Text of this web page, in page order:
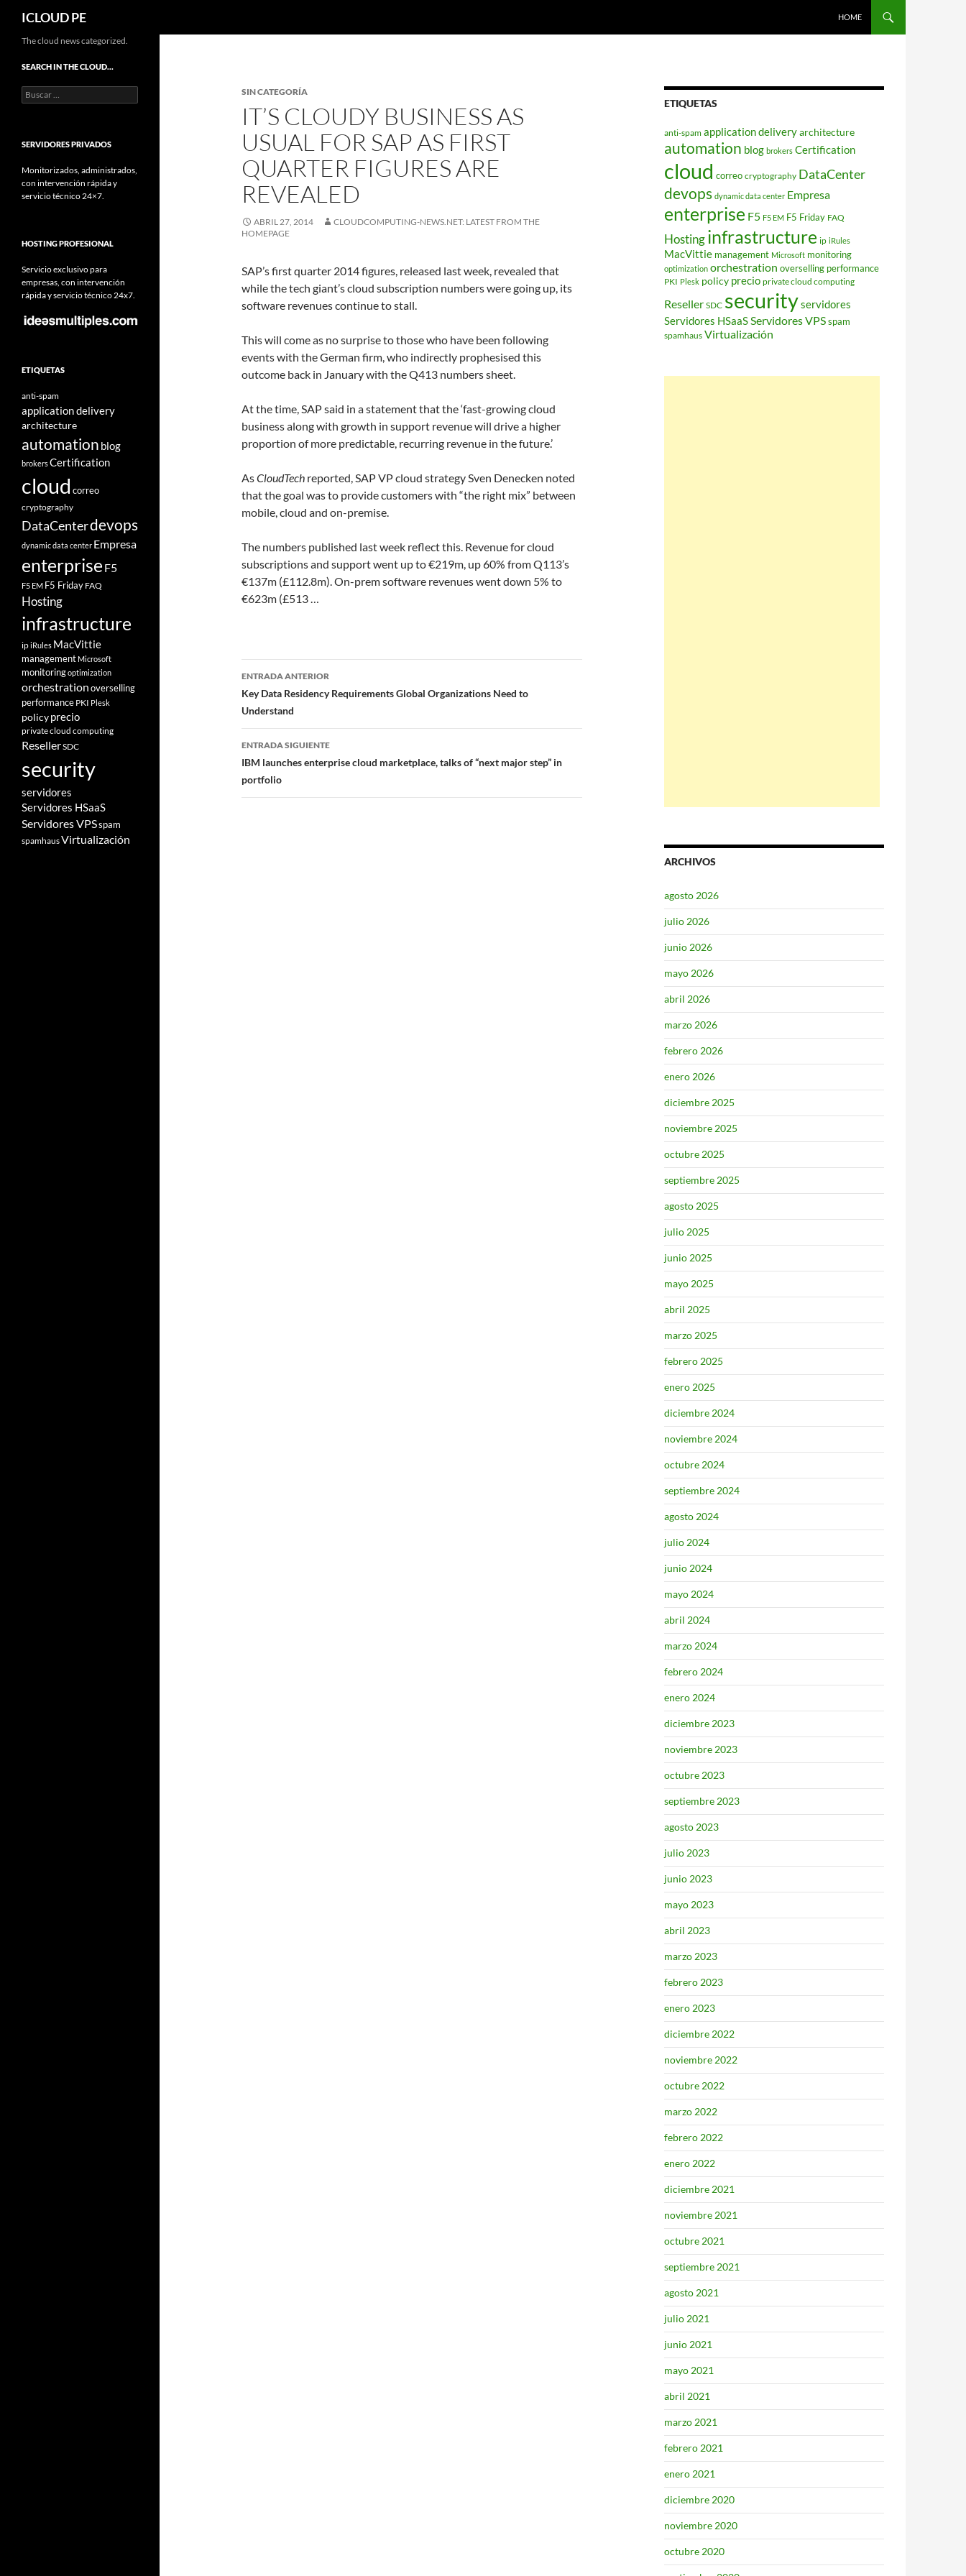
Saltar
contenido
ICLOUD PE HOME
SIN CATEGORÍA
IT’S CLOUDY BUSINESS AS
USUAL FOR SAP AS FIRST
QUARTER FIGURES ARE
REVEALED
ABRIL 27, 2014
CLOUDCOMPUTING-NEWS.NET: LATEST FROM THE
HOMEPAGE
SAP’s first quarter 2014 figures, released last week, revealed that
while the tech giant’s cloud subscription numbers were going up, its
software revenues continue to stall.
This will come as no surprise to those who have been following
events with the German firm, who indirectly prophesised this
outcome back in January with the Q413 numbers sheet.
At the time, SAP said in a statement that the ‘fast-growing cloud
business along with growth in support revenue will drive a higher
proportion of more predictable, recurring revenue in the future.’
AsCloudTech reported, SAP VP cloud strategy Sven Denecken noted
that the goal was to provide customers with “the right mix” between
mobile, cloud and on-premise.
The numbers published last week reflect this. Revenue for cloud
subscriptions and support went up to €219m, up 60% from Q113’s
€137m (£112.8m). On-prem software revenues went down 5% to
€623m (£513 …
Navegador
de
entradas
ENTRADA ANTERIOR
Key Data Residency Requirements Global Organizations Need to
Understand
ENTRADA SIGUIENTE
IBM launches enterprise cloud marketplace, talks of “next major step” in
portfolio
ETIQUETAS
anti-spam application deliveryarchitecture
automation blog brokers Certification
cloud correo cryptography DataCenter
devops dynamic data center Empresa
enterprise F5 F5 EM F5 Friday FAQ
Hostinginfrastructure ip iRules
MacVittie management Microsoft monitoring
optimization orchestration overselling performance
PKI Plesk policy precio private cloud computing
Reseller SDC securityservidores
Servidores HSaaSServidores VPSspam
spamhaus Virtualización
ARCHIVOS
agosto 2026
julio 2026
junio 2026
mayo 2026
abril 2026
marzo 2026
febrero 2026
enero 2026
diciembre 2025
noviembre 2025
octubre 2025
septiembre 2025
agosto 2025
julio 2025
junio 2025
mayo 2025
abril 2025
marzo 2025
febrero 2025
enero 2025
diciembre 2024
noviembre 2024
octubre 2024
septiembre 2024
agosto 2024
julio 2024
junio 2024
mayo 2024
abril 2024
marzo 2024
febrero 2024
enero 2024
diciembre 2023
noviembre 2023
octubre 2023
septiembre 2023
agosto 2023
julio 2023
junio 2023
mayo 2023
abril 2023
marzo 2023
febrero 2023
enero 2023
diciembre 2022
noviembre 2022
octubre 2022
marzo 2022
febrero 2022
enero 2022
diciembre 2021
noviembre 2021
octubre 2021
septiembre 2021
agosto 2021
julio 2021
junio 2021
mayo 2021
abril 2021
marzo 2021
febrero 2021
enero 2021
diciembre 2020
noviembre 2020
octubre 2020
The cloud news categorized.
SEARCH IN THE CLOUD…
Buscar:
SERVIDORES PRIVADOS
Monitorizados, administrados,
con intervención rápida y
servicio técnico 24×7.
HOSTING PROFESIONAL
Servicio exclusivo para
empresas, con intervención
rápida y servicio técnico 24x7.
ETIQUETAS
anti-spam
application delivery
architecture
automation blog
brokersCertification
cloud correo
cryptography
DataCenterdevops
dynamic data center Empresa
enterprise F5
F5 EM F5 Friday FAQ
Hosting
infrastructure
ipiRules MacVittie
management Microsoft
monitoringoptimization
orchestrationoverselling
performance PKI Plesk
policyprecio
private cloud computing
ResellerSDC
security
servidores
Servidores HSaaS
Servidores VPSspam
spamhausVirtualización